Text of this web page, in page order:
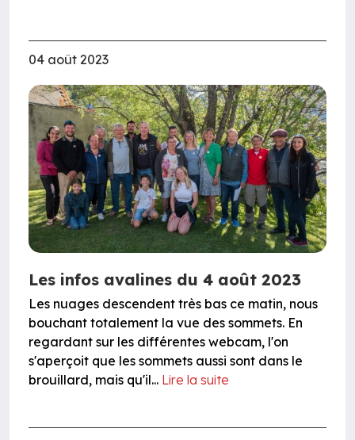
04 août 2023
Les infos avalines du 4 août 2023
Les nuages descendent très bas ce matin, nous
bouchant totalement la vue des sommets. En
regardant sur les différentes webcam, l'on
s'aperçoit que les sommets aussi sont dans le
brouillard, mais qu'il... Lire la suite